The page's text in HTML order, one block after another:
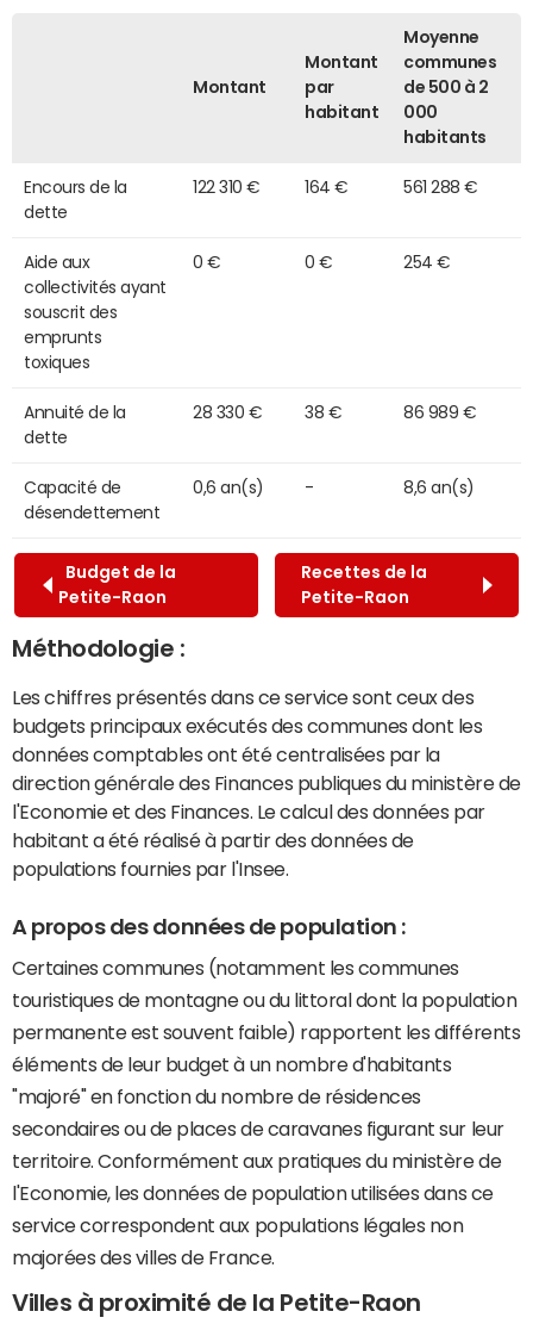
Montant
Montant
par
habitant
Moyenne
communes
de 500 à 2
000
habitants
Encours de la
dette
122 310 € 164 € 561 288 €
Aide aux
collectivités ayant
souscrit des
emprunts
toxiques
0 € 0 € 254 €
Annuité de la
dette
28 330 € 38 € 86 989 €
Capacité de
désendettement
0,6 an(s) - 8,6 an(s)
Budget de la
Petite-Raon
Recettes de la
Petite-Raon
Méthodologie :
Les chiffres présentés dans ce service sont ceux des
budgets principaux exécutés des communes dont les
données comptables ont été centralisées par la
direction générale des Finances publiques du ministère de
l'Economie et des Finances. Le calcul des données par
habitant a été réalisé à partir des données de
populations fournies par l'Insee.
A propos des données de population :
Certaines communes (notamment les communes
touristiques de montagne ou du littoral dont la population
permanente est souvent faible) rapportent les différents
éléments de leur budget à un nombre d'habitants
"majoré" en fonction du nombre de résidences
secondaires ou de places de caravanes figurant sur leur
territoire. Conformément aux pratiques du ministère de
l'Economie, les données de population utilisées dans ce
service correspondent aux populations légales non
majorées des villes de France.
Villes à proximité de la Petite-Raon